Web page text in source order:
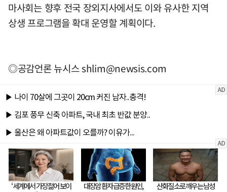
마사회는 향후 전국 장외지사에서도 이와 유사한 지역
상생 프로그램을 확대 운영할 계획이다.
◎공감언론 뉴시스shlim@newsis.com